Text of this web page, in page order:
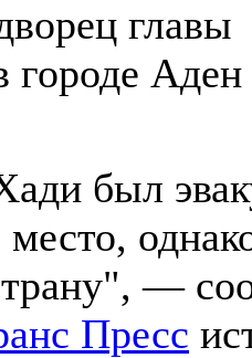
главы
городе
был
место,
—
Пресс